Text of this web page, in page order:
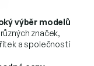
výběr modelů
značek,
a společností